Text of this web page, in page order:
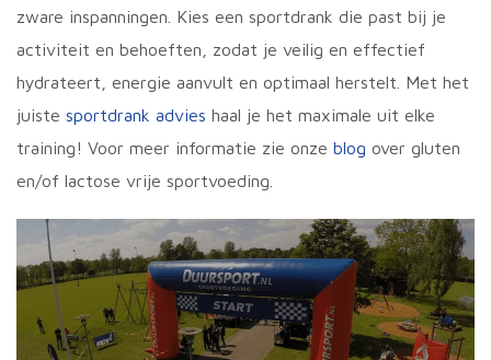
zware inspanningen. Kies een sportdrank die past bij je
activiteit en behoeften, zodat je veilig en effectief
hydrateert, energie aanvult en optimaal herstelt. Met het
juiste sportdrank advies haal je het maximale uit elke
training! Voor meer informatie zie onze blog over gluten
en/of lactose vrije sportvoeding.